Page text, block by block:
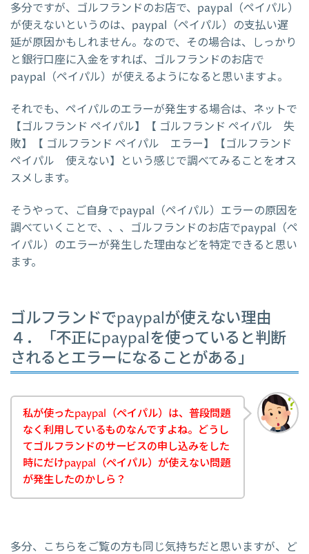
多分ですが、ゴルフランドのお店で、paypal（ペイパル）
が使えないというのは、paypal（ペイパル）の支払い遅
延が原因かもしれません。なので、その場合は、しっかり
と銀行口座に入金をすれば、ゴルフランドのお店で
paypal（ペイパル）が使えるようになると思いますよ。
それでも、ペイパルのエラーが発生する場合は、ネットで
【ゴルフランド ペイパル】【 ゴルフランド ペイパル 失
敗】【 ゴルフランド ペイパル エラー】【ゴルフランド
ペイパル 使えない】という感じで調べてみることをオス
スメします。
そうやって、ご自身でpaypal（ペイパル）エラーの原因を
調べていくことで、、、ゴルフランドのお店でpaypal（ペ
イパル）のエラーが発生した理由などを特定できると思い
ます。
ゴルフランドでpaypalが使えない理由
４．「不正にpaypalを使っていると判断
されるとエラーになることがある」
私が使ったpaypal（ペイパル）は、普段問題
なく利用しているものなんですよね。どうし
てゴルフランドのサービスの申し込みをした
時にだけpaypal（ペイパル）が使えない問題
が発生したのかしら？
多分、こちらをご覧の方も同じ気持ちだと思いますが、ど